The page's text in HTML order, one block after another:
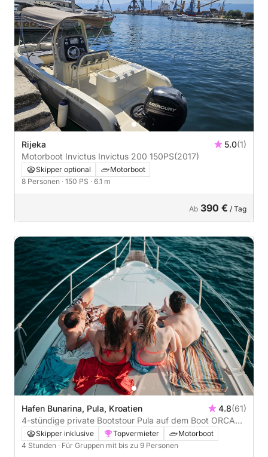
Rijeka 5.0(1)
Motorboot Invictus Invictus 200 150PS(2017)
Skipper optional
Motorboot
8 Personen · 150 PS · 6.1 m
Ab 390 € / Tag
Hafen Bunarina, Pula, Kroatien 4.8(61)
4-stündige private Bootstour Pula auf dem Boot ORCA
MARESkipper inklusive Topvermieter
Motorboot
4 Stunden · Für Gruppen mit bis zu 9 Personen